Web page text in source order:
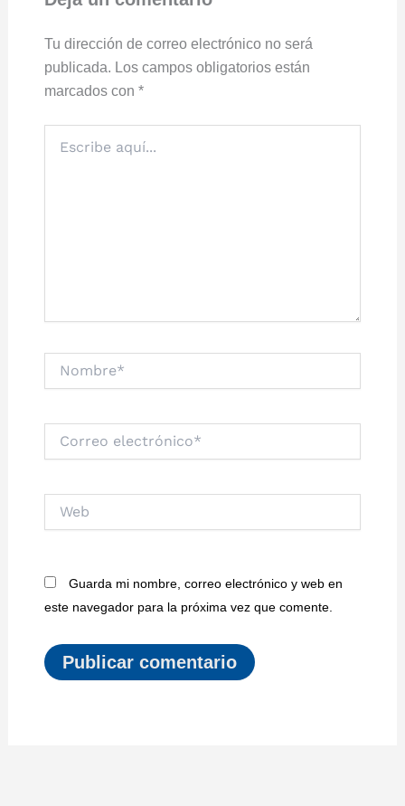
Tu dirección de correo electrónico no será
publicada. Los campos obligatorios están
marcados con *
aquí...
electrónico*
Guarda mi nombre, correo electrónico y web en
este navegador para la próxima vez que comente.